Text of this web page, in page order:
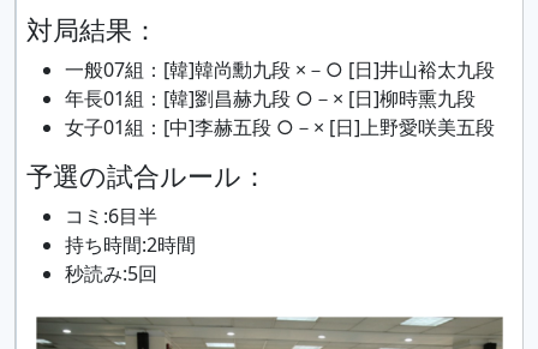
対局結果：
一般07組：[韓]韓尚勳九段 ×－○ [日]井山裕太九段
年長01組：[韓]劉昌赫九段 ○－× [日]柳時熏九段
女子01組：[中]李赫五段 ○－× [日]上野愛咲美五段
予選の試合ルール：
コミ:6目半
持ち時間:2時間
秒読み:5回